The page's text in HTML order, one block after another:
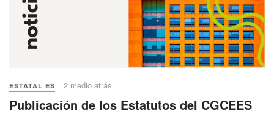
ESTATAL ES 2 medio atrás
Publicación de los Estatutos del CGCEES